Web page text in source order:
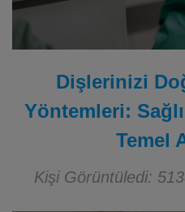
Dişlerinizi
Yöntemleri:
Temel
Kişi Görüntüledi: